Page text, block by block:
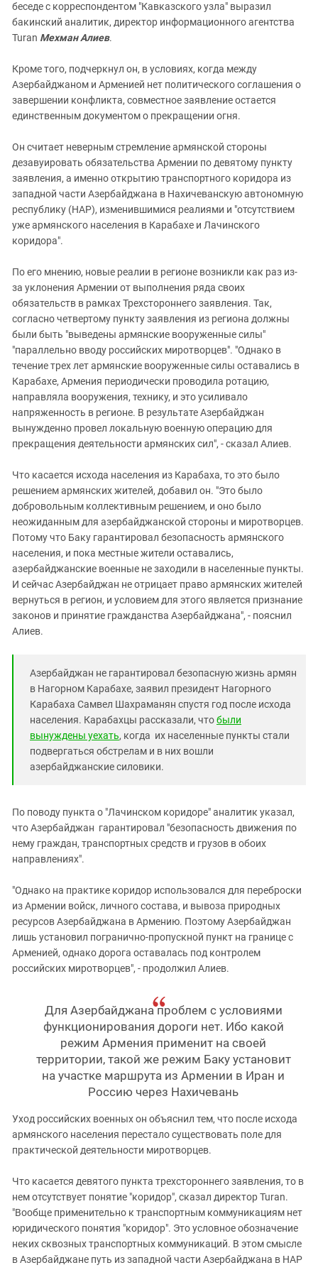
беседе с корреспондентом "Кавказского узла" выразил
бакинский аналитик, директор информационного агентства
Turan Мехман Алиев.
Кроме того, подчеркнул он, в условиях, когда между
Азербайджаном и Арменией нет политического соглашения о
завершении конфликта, совместное заявление остается
единственным документом о прекращении огня.
Он считает неверным стремление армянской стороны
дезавуировать обязательства Армении по девятому пункту
заявления, а именно открытию транспортного коридора из
западной части Азербайджана в Нахичеванскую автономную
республику (НАР), изменившимися реалиями и "отсутствием
уже армянского населения в Карабахе и Лачинского
коридора".
По его мнению, новые реалии в регионе возникли как раз из-
за уклонения Армении от выполнения ряда своих
обязательств в рамках Трехстороннего заявления. Так,
согласно четвертому пункту заявления из региона должны
были быть "выведены армянские вооруженные силы"
"параллельно вводу российских миротворцев". "Однако в
течение трех лет армянские вооруженные силы оставались в
Карабахе, Армения периодически проводила ротацию,
направляла вооружения, технику, и это усиливало
напряженность в регионе. В результате Азербайджан
вынужденно провел локальную военную операцию для
прекращения деятельности армянских сил", - сказал Алиев.
Что касается исхода населения из Карабаха, то это было
решением армянских жителей, добавил он. "Это было
добровольным коллективным решением, и оно было
неожиданным для азербайджанской стороны и миротворцев.
Потому что Баку гарантировал безопасность армянского
населения, и пока местные жители оставались,
азербайджанские военные не заходили в населенные пункты.
И сейчас Азербайджан не отрицает право армянских жителей
вернуться в регион, и условием для этого является признание
законов и принятие гражданства Азербайджана", - пояснил
Алиев.
Азербайджан не гарантировал безопасную жизнь армян
в Нагорном Карабахе, заявил президент Нагорного
Карабаха Самвел Шахраманян спустя год после исхода
населения. Карабахцы рассказали, чтобыли
вынуждены уехать, когда их населенные пункты стали
подвергаться обстрелам и в них вошли
азербайджанские силовики.
По поводу пункта о "Лачинском коридоре" аналитик указал,
что Азербайджан гарантировал "безопасность движения по
нему граждан, транспортных средств и грузов в обоих
направлениях".
"Однако на практике коридор использовался для переброски
из Армении войск, личного состава, и вывоза природных
ресурсов Азербайджана в Армению. Поэтому Азербайджан
лишь установил погранично-пропускной пункт на границе с
Арменией, однако дорога оставалась под контролем
российских миротворцев", - продолжил Алиев.
Для Азербайджана проблем с условиями
функционирования дороги нет. Ибо какой
режим Армения применит на своей
территории, такой же режим Баку установит
на участке маршрута из Армении в Иран и
Россию через Нахичевань
Уход российских военных он объяснил тем, что после исхода
армянского населения перестало существовать поле для
практической деятельности миротворцев.
Что касается девятого пункта трехстороннего заявления, то в
нем отсутствует понятие "коридор", сказал директор Turan.
"Вообще применительно к транспортным коммуникациям нет
юридического понятия "коридор". Это условное обозначение
неких сквозных транспортных коммуникаций. В этом смысле
в Азербайджане путь из западной части Азербайджана в НАР